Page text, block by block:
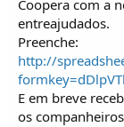
Coopera com a
entreajudados.
Preenche:
http://
E em breve
os